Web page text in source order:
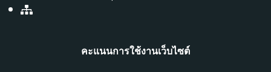
คะแนนการใช้งานเว็บไซต์